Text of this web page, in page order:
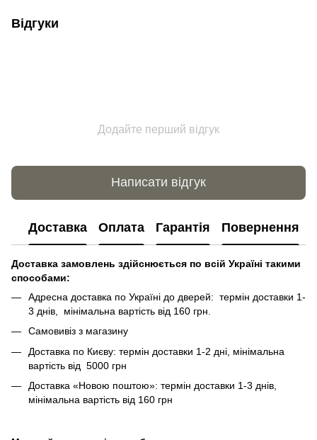
Відгуки
Додайте перший відгук
Написати відгук
Доставка Оплата Гарантія Повернення
Доставка замовлень здійснюється по всій Україні такими
способами:
Адресна доставка по Україні до дверей: термін доставки 1-
3 днів, мінімальна вартість від 160 грн.
Самовивіз з магазину
Доставка по Києву: термін доставки 1-2 дні, мінімальна
вартість від 5000 грн
Доставка «Новою поштою»: термін доставки 1-3 днів,
мінімальна вартість від 160 грн